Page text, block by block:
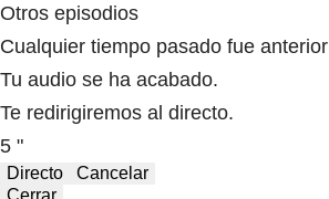
Otros episodios
Cualquier tiempo pasado fue anterior
Tu audio se ha acabado.
Te redirigiremos al directo.
5 "
Directo
Cancelar